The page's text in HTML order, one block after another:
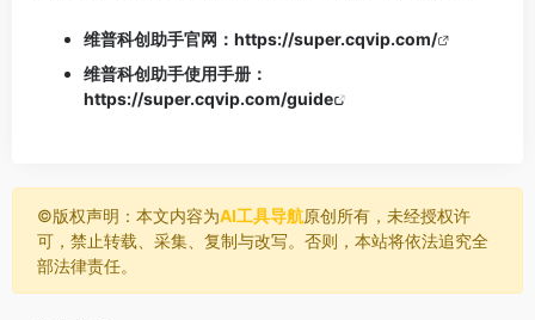
维普科创助手官网： https://super.cqvip.com/
维普科创助手使用手册：
https://super.cqvip.com/guide
©️版权声明：本文内容为AI工具导航原创所有，未经授权许
可，禁止转载、采集、复制与改写。否则，本站将依法追究全
部法律责任。